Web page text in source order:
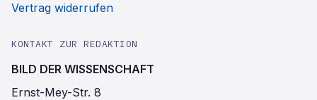
Vertrag widerrufen
KONTAKT ZUR REDAKTION
BILD DER WISSENSCHAFT
Ernst-Mey-Str. 8